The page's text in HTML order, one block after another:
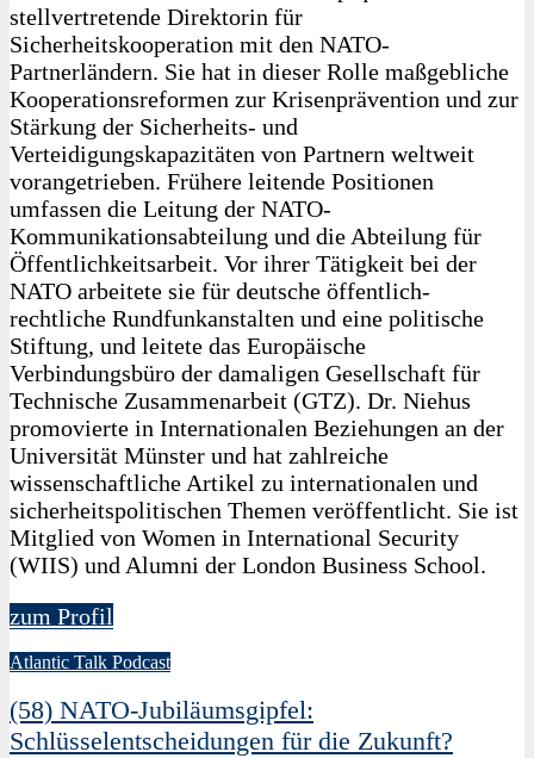
stellvertretende Direktorin für
Sicherheitskooperation mit den NATO-
Partnerländern. Sie hat in dieser Rolle maßgebliche
Kooperationsreformen zur Krisenprävention und zur
Stärkung der Sicherheits- und
Verteidigungskapazitäten von Partnern weltweit
vorangetrieben. Frühere leitende Positionen
umfassen die Leitung der NATO-
Kommunikationsabteilung und die Abteilung für
Öffentlichkeitsarbeit. Vor ihrer Tätigkeit bei der
NATO arbeitete sie für deutsche öffentlich-
rechtliche Rundfunkanstalten und eine politische
Stiftung, und leitete das Europäische
Verbindungsbüro der damaligen Gesellschaft für
Technische Zusammenarbeit (GTZ). Dr. Niehus
promovierte in Internationalen Beziehungen an der
Universität Münster und hat zahlreiche
wissenschaftliche Artikel zu internationalen und
sicherheitspolitischen Themen veröffentlicht. Sie ist
Mitglied von Women in International Security
(WIIS) und Alumni der London Business School.
zum Profil
Atlantic Talk Podcast
(58) NATO-Jubiläumsgipfel:
Schlüsselentscheidungen für die Zukunft?